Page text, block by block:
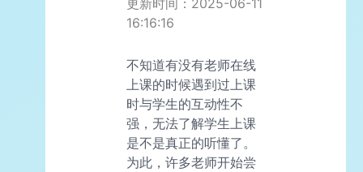
更新时间：2025-06-11
16:16:16
不知道有没有老师在线
上课的时候遇到过上课
时与学生的互动性不
强，无法了解学生上课
是不是真正的听懂了。
为此，许多老师开始尝